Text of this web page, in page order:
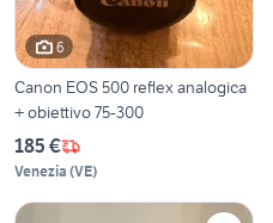
6
Canon EOS 500 reflex analogica
+ obiettivo 75-300
185 €
Venezia (VE)